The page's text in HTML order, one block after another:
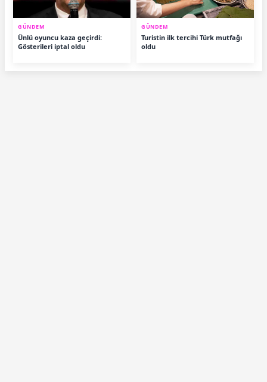
GÜNDEM
Ünlü oyuncu kaza geçirdi:
Gösterileri iptal oldu
GÜNDEM
Turistin ilk tercihi Türk mutfağı
oldu